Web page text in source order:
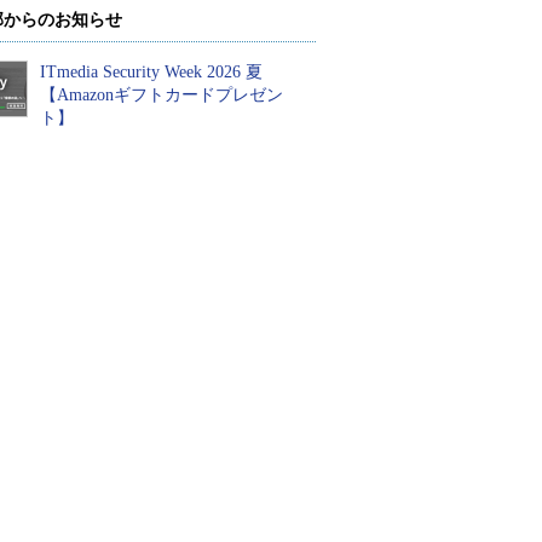
らのお知らせ
ITmedia Security Week 2026 夏
【Amazonギフトカードプレゼン
ト】